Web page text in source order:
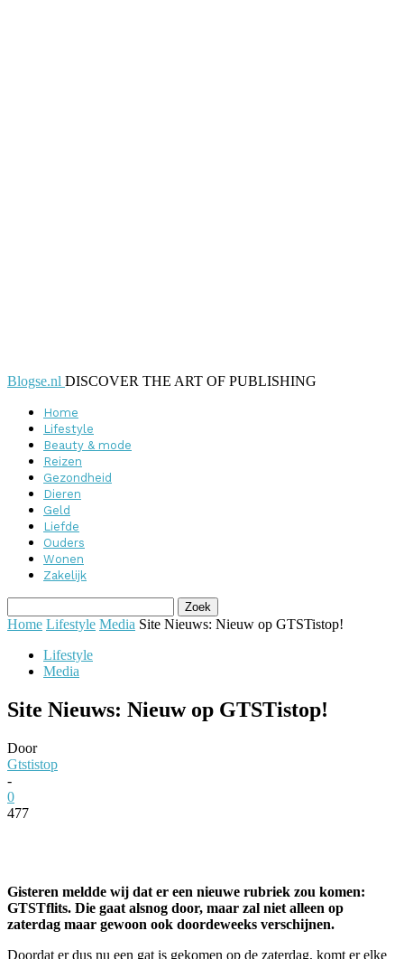
Blogse.nl DISCOVER THE ART OF PUBLISHING
Home
Lifestyle
Beauty & mode
Reizen
Gezondheid
Dieren
Geld
Liefde
Ouders
Wonen
Zakelijk
Home Lifestyle Media Site Nieuws: Nieuw op GTSTistop!
Lifestyle
Media
Site Nieuws: Nieuw op GTSTistop!
Door
Gtstistop
-
0
477
Gisteren meldde wij dat er een nieuwe rubriek zou komen:
GTSTflits. Die gaat alsnog door, maar zal niet alleen op
zaterdag maar gewoon ook doordeweeks verschijnen.
Doordat er dus nu een gat is gekomen op de zaterdag, komt er elke